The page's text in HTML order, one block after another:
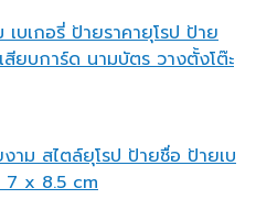
บเกอรี่ ป้ายราคายุโรป ป้าย
ยบการ์ด นามบัตร วางตั้งโต๊ะ